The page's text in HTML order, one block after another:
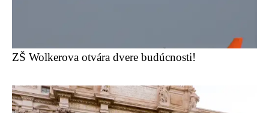
ZŠ Wolkerova otvára dvere budúcnosti!